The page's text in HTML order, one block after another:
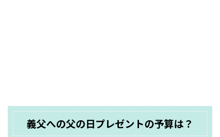
義父への父の日プレゼントの予算は？